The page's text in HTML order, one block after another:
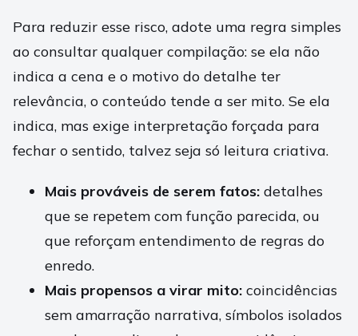
Para reduzir esse risco, adote uma regra simples
ao consultar qualquer compilação: se ela não
indica a cena e o motivo do detalhe ter
relevância, o conteúdo tende a ser mito. Se ela
indica, mas exige interpretação forçada para
fechar o sentido, talvez seja só leitura criativa.
Mais prováveis de serem fatos: detalhes
que se repetem com função parecida, ou
que reforçam entendimento de regras do
enredo.
Mais propensos a virar mito: coincidências
sem amarração narrativa, símbolos isolados